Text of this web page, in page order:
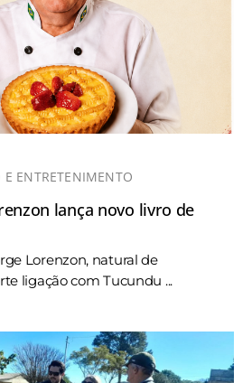
ENTRETENIMENTO
lança novo livro de
Lorenzon, natural de
ligação com Tucundu ...